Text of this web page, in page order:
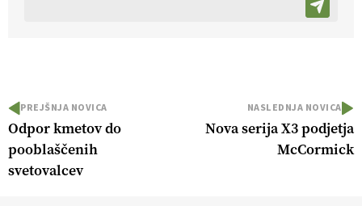
PREJŠNJA NOVICA
Odpor kmetov do
pooblaščenih
svetovalcev
NASLEDNJA NOVICA
Nova serija X3 podjetja
McCormick